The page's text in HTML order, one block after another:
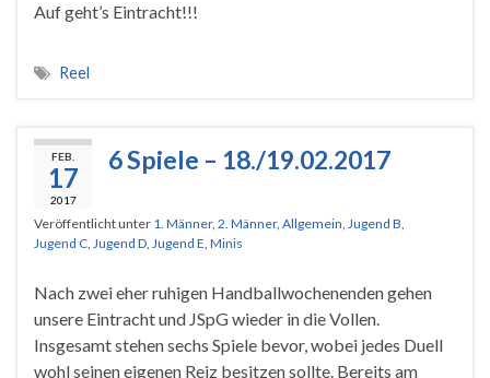
Auf geht’s Eintracht!!!
Reel
FEB.
17
2017
6 Spiele – 18./19.02.2017
Veröffentlicht unter 1. Männer, 2. Männer, Allgemein, Jugend B,
Jugend C, Jugend D, Jugend E, Minis
Nach zwei eher ruhigen Handballwochenenden gehen
unsere Eintracht und JSpG wieder in die Vollen.
Insgesamt stehen sechs Spiele bevor, wobei jedes Duell
wohl seinen eigenen Reiz besitzen sollte. Bereits am